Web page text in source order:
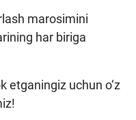
marosimini
har biriga
etganingiz uchun o‘z